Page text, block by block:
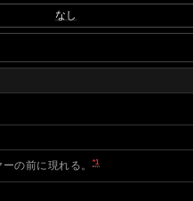
なし
の前に現れる。 *1